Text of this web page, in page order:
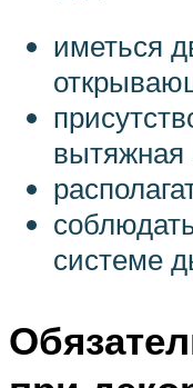
иметься
вытяжная
системе